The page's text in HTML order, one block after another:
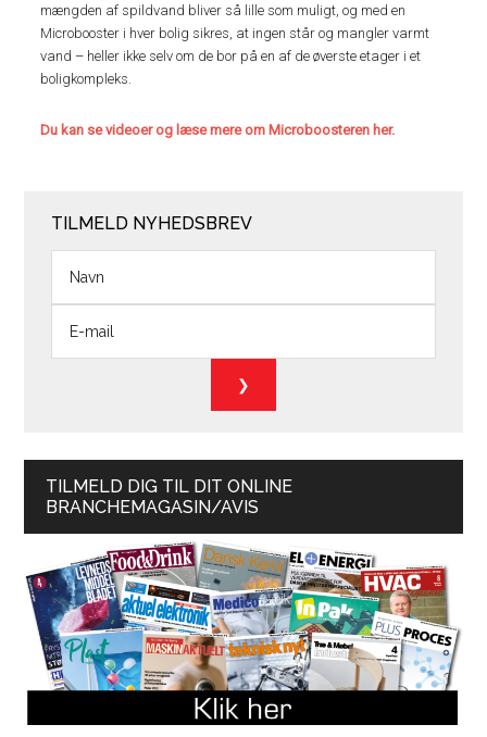
mængden af spildvand bliver så lille som muligt, og med en
Microbooster i hver bolig sikres, at ingen står og mangler varmt
vand – heller ikke selv om de bor på en af de øverste etager i et
boligkompleks.
Du kan se videoer og læse mere om Microboosteren her.
TILMELD NYHEDSBREV
TILMELD DIG TIL DIT ONLINE
BRANCHEMAGASIN/AVIS